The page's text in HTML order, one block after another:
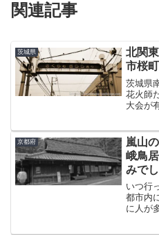
関連記事
茨城県
北関
市桜町
茨城県
花火師
大会が
ある、
まさに
京都府
嵐山
峨鳥
みで
いつ行
都市内
に人が